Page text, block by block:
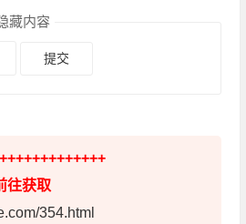
藏内容
往获取
354.html